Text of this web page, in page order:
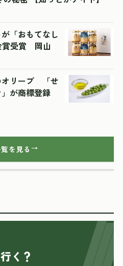
「おもてなし
賞受賞 岡山
オリーブ 「せ
が商標登録
を見る
く？